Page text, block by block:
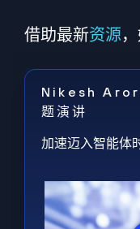
借助最新资源
Nikesh
题演讲
加速迈入智能体